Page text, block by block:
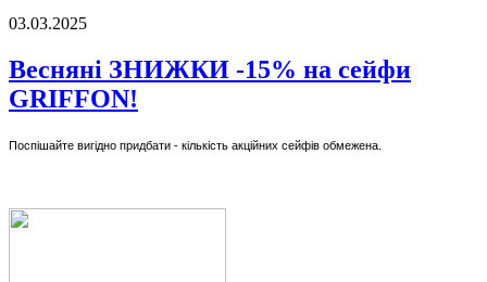
03.03.2025
Весняні ЗНИЖКИ -15% на сейфи
GRIFFON!
Поспішайте вигідно придбати - кількість акційних сейфів обмежена.